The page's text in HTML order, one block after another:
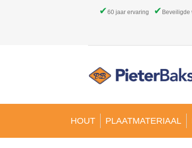
✔60 jaar ervaring ✔ Beveiligde
HOUT PLAATMATERIAAL